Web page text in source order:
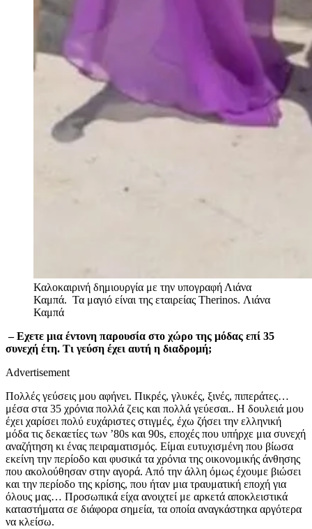
Καλοκαιρινή δημιουργία με την υπογραφή Λιάνα
Καμπά. Τα μαγιό είναι της εταιρείας Therinos. Λιάνα
Καμπά
– Εχετε μια έντονη παρουσία στο χώρο της μόδας επί 35
συνεχή έτη. Τι γεύση έχει αυτή η διαδρομή;
Advertisement
Πολλές γεύσεις μου αφήνει. Πικρές, γλυκές, ξινές, πιπεράτες…
μέσα στα 35 χρόνια πολλά ζεις και πολλά γεύεσαι.. Η δουλειά μου
έχει χαρίσει πολύ ευχάριστες στιγμές, έχω ζήσει την ελληνική
μόδα τις δεκαετίες των ’80s και 90s, εποχές που υπήρχε μια συνεχή
αναζήτηση κι ένας πειραματισμός. Είμαι ευτυχισμένη που βίωσα
εκείνη την περίοδο και φυσικά τα χρόνια της οικονομικής άνθησης
που ακολούθησαν στην αγορά. Από την άλλη όμως έχουμε βιώσει
και την περίοδο της κρίσης, που ήταν μια τραυματική εποχή για
όλους μας… Προσωπικά είχα ανοιχτεί με αρκετά αποκλειστικά
καταστήματα σε διάφορα σημεία, τα οποία αναγκάστηκα αργότερα
να κλείσω.